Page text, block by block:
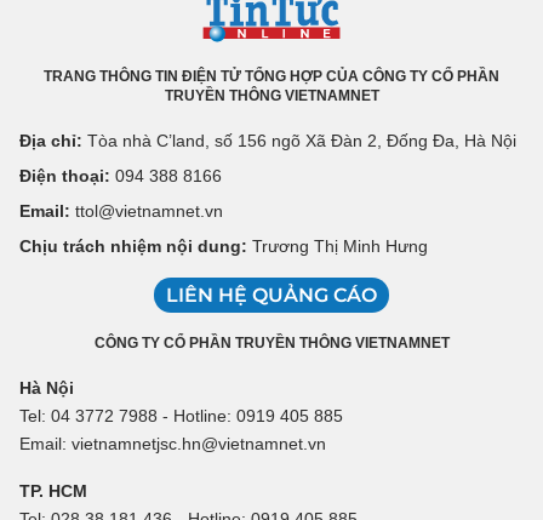
TRANG THÔNG TIN ĐIỆN TỬ TỔNG HỢP CỦA CÔNG TY CỔ PHẦN
TRUYỀN THÔNG VIETNAMNET
Địa chỉ: Tòa nhà C’land, số 156 ngõ Xã Đàn 2, Đống Đa, Hà Nội
Điện thoại: 094 388 8166
Email: ttol@vietnamnet.vn
Chịu trách nhiệm nội dung: Trương Thị Minh Hưng
LIÊN HỆ QUẢNG CÁO
CÔNG TY CỔ PHẦN TRUYỀN THÔNG VIETNAMNET
Hà Nội
Tel: 04 3772 7988 - Hotline: 0919 405 885
Email: vietnamnetjsc.hn@vietnamnet.vn
TP. HCM